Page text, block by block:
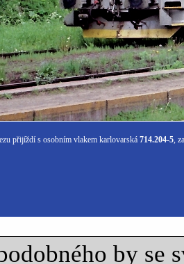
přijíždí s osobním vlakem karlovarská 714.204-5,
by se